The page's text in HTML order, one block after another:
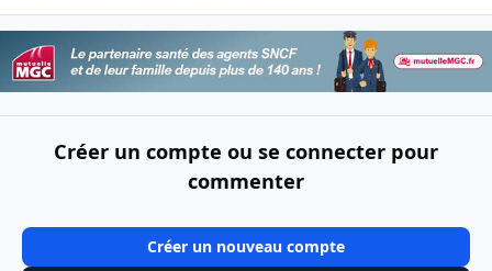
Créer un compte ou se connecter pour
commenter
Créer un nouveau compte